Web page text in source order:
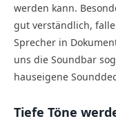
werden kann.
gut verständlich,
Sprecher in
uns die Soundbar
hauseigene
Tiefe Töne